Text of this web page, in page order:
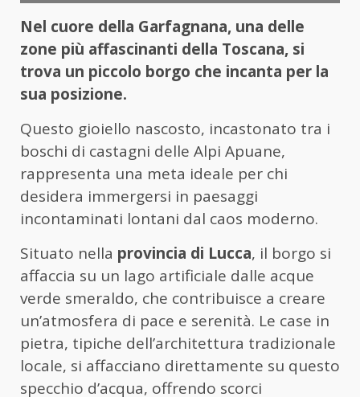
Nel cuore della Garfagnana, una delle
zone più affascinanti della Toscana, si
trova un piccolo borgo che incanta per la
sua posizione.
Questo gioiello nascosto, incastonato tra i
boschi di castagni delle Alpi Apuane,
rappresenta una meta ideale per chi
desidera immergersi in paesaggi
incontaminati lontani dal caos moderno.
Situato nella provincia di Lucca, il borgo si
affaccia su un lago artificiale dalle acque
verde smeraldo, che contribuisce a creare
un’atmosfera di pace e serenità. Le case in
pietra, tipiche dell’architettura tradizionale
locale, si affacciano direttamente su questo
specchio d’acqua, offrendo scorci